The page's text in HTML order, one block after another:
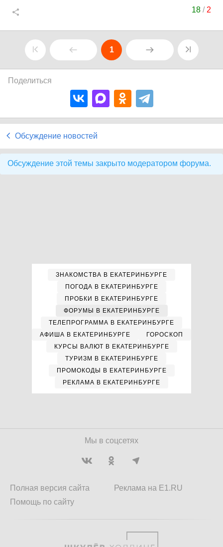
18 / 2
1
Поделиться
Обсуждение новостей
Обсуждение этой темы закрыто модератором форума.
ЗНАКОМСТВА В ЕКАТЕРИНБУРГЕ
ПОГОДА В ЕКАТЕРИНБУРГЕ
ПРОБКИ В ЕКАТЕРИНБУРГЕ
ФОРУМЫ В ЕКАТЕРИНБУРГЕ
ТЕЛЕПРОГРАММА В ЕКАТЕРИНБУРГЕ
АФИША В ЕКАТЕРИНБУРГЕ
ГОРОСКОП
КУРСЫ ВАЛЮТ В ЕКАТЕРИНБУРГЕ
ТУРИЗМ В ЕКАТЕРИНБУРГЕ
ПРОМОКОДЫ В ЕКАТЕРИНБУРГЕ
РЕКЛАМА В ЕКАТЕРИНБУРГЕ
Мы в соцсетях
Полная версия сайта
Помощь по сайту
Реклама на E1.RU